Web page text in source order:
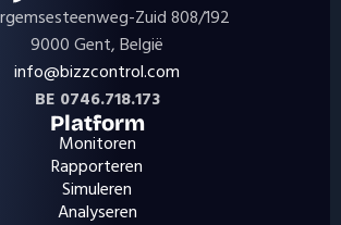
Zuid 808/192
9000 Gent, België
info@bizzcontrol.com
BE 0746.718.173
Platform
Monitoren
Rapporteren
Simuleren
Analyseren